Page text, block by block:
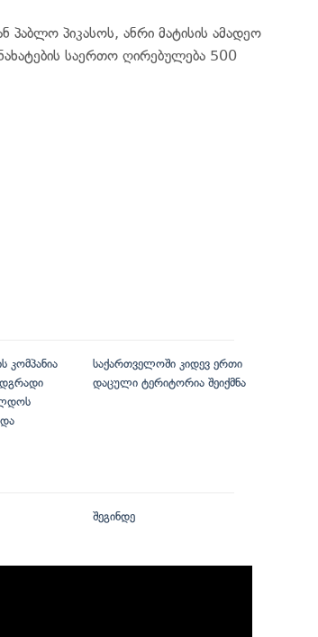
პაბლო პიკასოს, ანრი მატისის ამადეო
საერთო ღირებულება 500
კომპანია
საქართველოში კიდევ ერთი
დაცული ტერიტორია შეიქმნა
შეგინდე